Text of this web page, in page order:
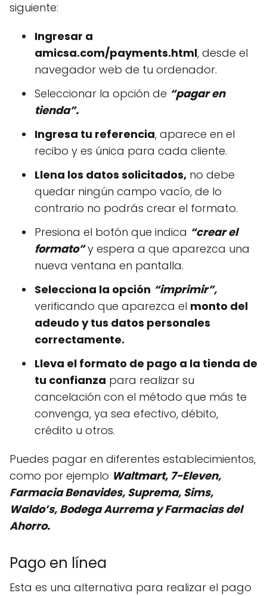
siguiente:
Ingresar a
amicsa.com/payments.html, desde el
navegador web de tu ordenador.
Seleccionar la opción de “pagar en
tienda”.
Ingresa tu referencia, aparece en el
recibo y es única para cada cliente.
Llena los datos solicitados, no debe
quedar ningún campo vacío, de lo
contrario no podrás crear el formato.
Presiona el botón que indica “crear el
formato”y espera a que aparezca una
nueva ventana en pantalla.
Selecciona la opción “imprimir”,
verificando que aparezca el monto del
adeudo y tus datos personales
correctamente.
Lleva el formato de pago a la tienda de
tu confianza para realizar su
cancelación con el método que más te
convenga, ya sea efectivo, débito,
crédito u otros.
Puedes pagar en diferentes establecimientos,
como por ejemplo Waltmart, 7-Eleven,
Farmacia Benavides, Suprema, Sims,
Waldo’s, Bodega Aurrema y Farmacias del
Ahorro.
Pago en línea
Esta es una alternativa para realizar el pago